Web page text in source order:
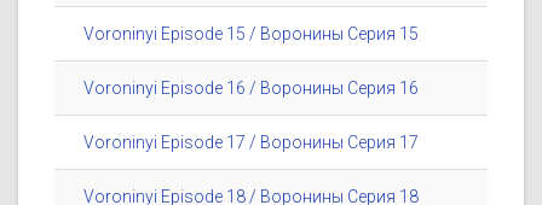
Voroninyi Episode 15 / Воронины Серия 15
Voroninyi Episode 16 / Воронины Серия 16
Voroninyi Episode 17 / Воронины Серия 17
Voroninyi Episode 18 / Воронины Серия 18